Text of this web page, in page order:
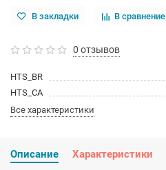
В закладки В сравнение
0 отзывов
HTS_BR
HTS_CA
Все характеристики
Описание Характеристики